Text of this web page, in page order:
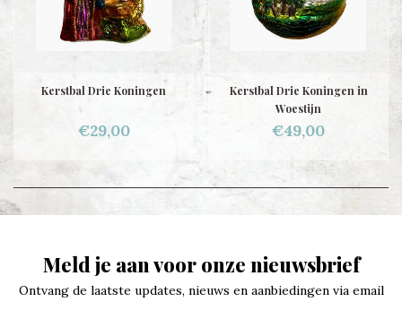
Kerstbal Drie Koningen
€29,00
Kerstbal Drie Koningen in
Woestijn
€49,00
Meld je aan voor onze nieuwsbrief
Ontvang de laatste updates, nieuws en aanbiedingen via email